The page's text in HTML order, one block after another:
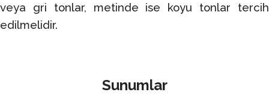
veya gri tonlar, metinde ise koyu tonlar tercih
edilmelidir.
Sunumlar